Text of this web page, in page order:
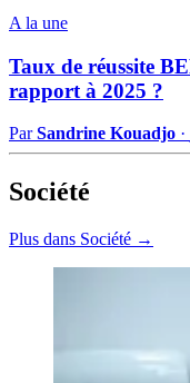
A la une
Taux de réussite
rapport à 2025 ?
ParSandrine Kouadjo ·
Société
Plus dans Société →